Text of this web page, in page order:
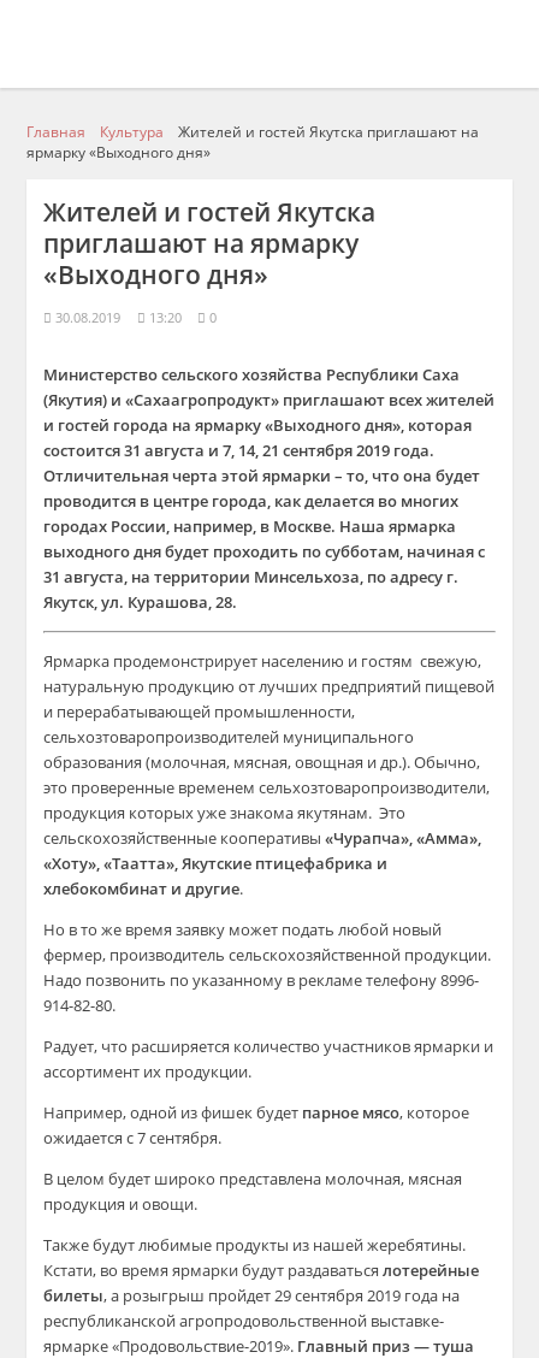
Главная Культура
Жителей и гостей Якутска приглашают на
ярмарку «Выходного дня»
Жителей и гостей Якутска
приглашают на ярмарку
«Выходного дня»
30.08.2019 13:20 0
Министерство сельского хозяйства Республики Саха
(Якутия) и «Сахаагропродукт» приглашают всех жителей
и гостей города на ярмарку «Выходного дня», которая
состоится 31 августа и 7, 14, 21 сентября 2019 года.
Отличительная черта этой ярмарки – то, что она будет
проводится в центре города, как делается во многих
городах России, например, в Москве. Наша ярмарка
выходного дня будет проходить по субботам, начиная с
31 августа, на территории Минсельхоза, по адресу г.
Якутск, ул. Курашова, 28.
Ярмарка продемонстрирует населению и гостям свежую,
натуральную продукцию от лучших предприятий пищевой
и перерабатывающей промышленности,
сельхозтоваропроизводителей муниципального
образования (молочная, мясная, овощная и др.). Обычно,
это проверенные временем сельхозтоваропроизводители,
продукция которых уже знакома якутянам. Это
сельскохозяйственные кооперативы«Чурапча», «Амма»,
«Хоту», «Таатта», Якутские птицефабрика и
хлебокомбинат и другие.
Но в то же время заявку может подать любой новый
фермер, производитель сельскохозяйственной продукции.
Надо позвонить по указанному в рекламе телефону 8996-
914-82-80.
Радует, что расширяется количество участников ярмарки и
ассортимент их продукции.
Например, одной из фишек будет парное мясо, которое
ожидается с 7 сентября.
В целом будет широко представлена молочная, мясная
продукция и овощи.
Также будут любимые продукты из нашей жеребятины.
Кстати, во время ярмарки будут раздаватьсялотерейные
билеты, а розыгрыш пройдет 29 сентября 2019 года на
республиканской агропродовольственной выставке-
ярмарке «Продовольствие-2019». Главный приз — туша